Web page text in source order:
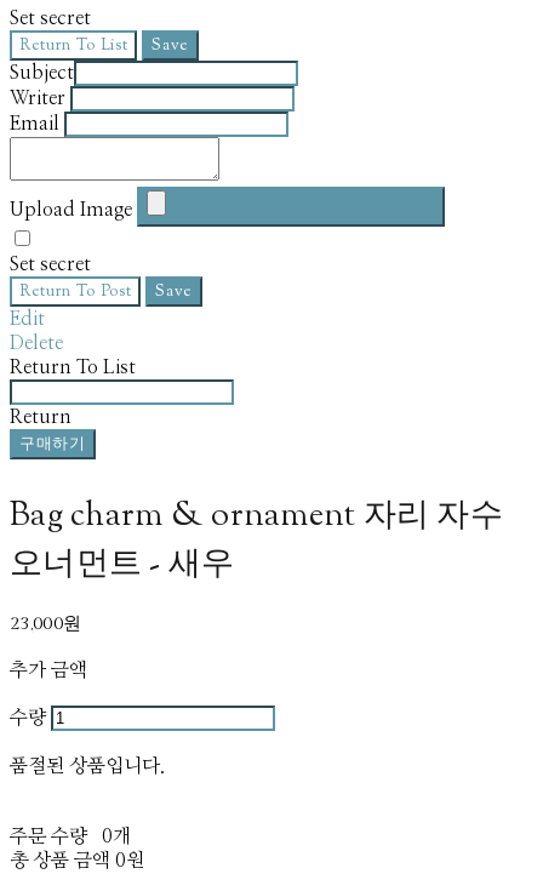
Set secret
Return To List Save
Subject
Writer
Email
Upload Image
Set secret
Return To Post Save
Edit
Delete
Return To List
Return
구매하기
Bag charm & ornament 자리 자수
오너먼트 - 새우
23,000원
추가 금액
수량
품절된 상품입니다.
주문 수량
0개
총 상품 금액 0원